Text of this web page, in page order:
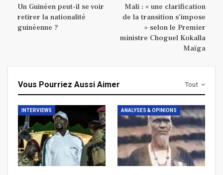
Un Guinéen peut-il se voir
retirer la nationalité
guinéenne ?
Mali : « une clarification
de la transition s’impose
» selon le Premier
ministre Choguel Kokalla
Maïga
Tout
Vous Pourriez Aussi Aimer
INTERVIEWS ANALYSES & OPINIONS